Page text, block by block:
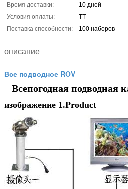
Время доставки:
10 дней
Условия оплаты:
TT
Поставка способности:
100 наборов
описание
Все подводное ROV
Всепогодная подводная
изображение 1.Product